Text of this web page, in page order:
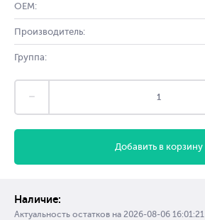
OEM:
Производитель:
Группа:
Добавить в корзину
Наличие:
Актуальность остатков на 2026-08-06 16:01:21